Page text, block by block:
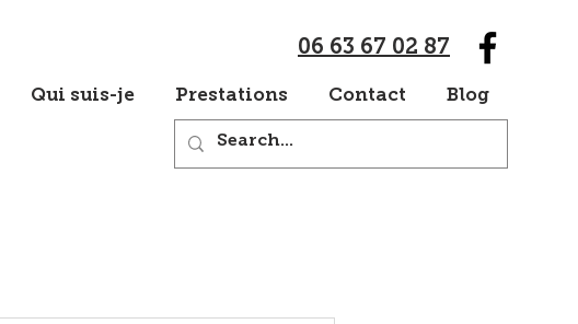
06 63 67 02 87
Qui suis-je Prestations Contact Blog